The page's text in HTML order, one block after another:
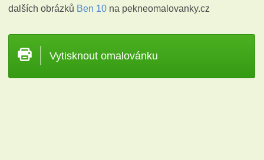
dalších obrázků Ben 10 na pekneomalovanky.cz
Vytisknout omalovánku